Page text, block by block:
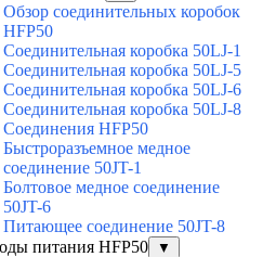
Обзор соединительных коробок
HFP50
Соединительная коробка 50LJ-1
Соединительная коробка 50LJ-5
Соединительная коробка 50LJ-6
Соединительная коробка 50LJ-8
Соединения HFP50
Быстроразъемное медное
соединение 50JT-1
Болтовое медное соединение
50JT-6
Питающее соединение 50JT-8
питания HFP50
▼